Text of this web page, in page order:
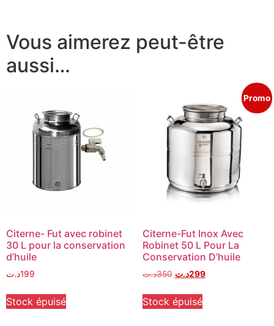
Vous aimerez peut-être
aussi…
Citerne- Fut avec robinet
30 L pour la conservation
d’huile
199د.ت
Stock épuisé
Promo
Citerne-Fut Inox Avec
Robinet 50 L Pour La
Conservation D’huile
350د.ت 299د.ت
Stock épuisé